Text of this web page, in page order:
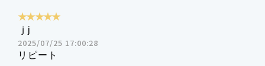
・極端に高温または低温の場所や直射日光を避けて保
管してください。乳幼児の手の届く場所に保管しな
いでください。
★★★★★
ｊj
2025/07/25 17:00:28
リピート